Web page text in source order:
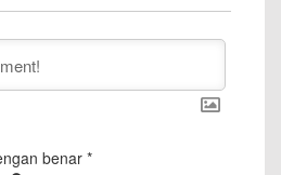
benar *